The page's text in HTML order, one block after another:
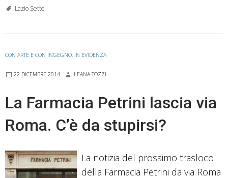
che
perplessi
Lazio Sette
CON ARTE E CON INGEGNO, IN EVIDENZA
22 DICEMBRE 2014 ILEANA TOZZI
La Farmacia Petrini lascia via
Roma. C’è da stupirsi?
La notizia del prossimo trasloco
della Farmacia Petrini da via Roma